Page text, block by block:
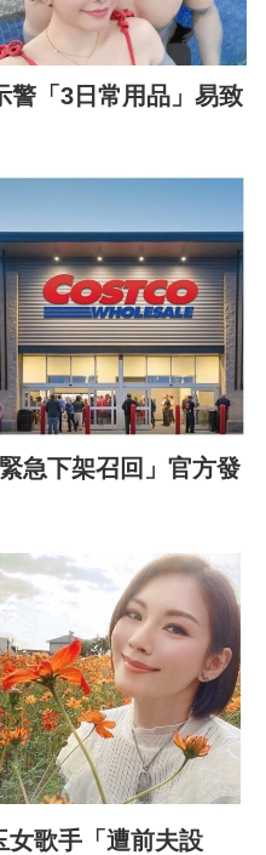
警「3日常用品」易致
急下架召回」官方發
女歌手「遭前夫設